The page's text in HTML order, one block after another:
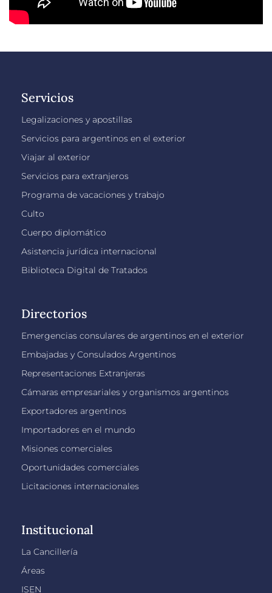
Servicios
Legalizaciones y apostillas
Servicios para argentinos en el exterior
Viajar al exterior
Servicios para extranjeros
Programa de vacaciones y trabajo
Culto
Cuerpo diplomático
Asistencia jurídica internacional
Biblioteca Digital de Tratados
Directorios
Emergencias consulares de argentinos en el exterior
Embajadas y Consulados Argentinos
Representaciones Extranjeras
Cámaras empresariales y organismos argentinos
Exportadores argentinos
Importadores en el mundo
Misiones comerciales
Oportunidades comerciales
Licitaciones internacionales
Institucional
La Cancillería
Áreas
ISEN